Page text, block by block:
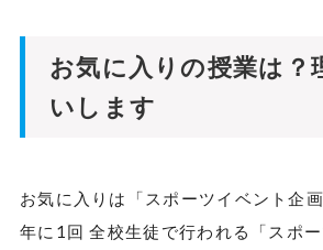
お気に入りの授業は？
いします
お気に入りは「スポーツイベント企
年に1回 全校生徒で行われる「スポ